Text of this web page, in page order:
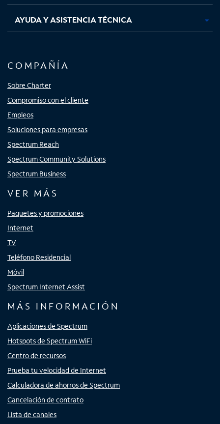
AYUDA Y ASISTENCIA TÉCNICA
COMPAÑÍA
Sobre Charter
Compromiso con el cliente
Empleos
Soluciones para empresas
Spectrum Reach
Spectrum Community Solutions
Spectrum Business
VER MÁS
Paquetes y promociones
Internet
TV
Teléfono Residencial
Móvil
Spectrum Internet Assist
MÁS INFORMACIÓN
Aplicaciones de Spectrum
Hotspots de Spectrum WiFi
Centro de recursos
Prueba tu velocidad de Internet
Calculadora de ahorros de Spectrum
Cancelación de contrato
Lista de canales